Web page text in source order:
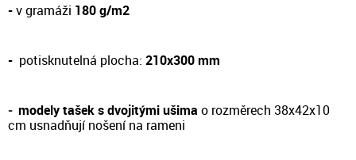
-v gramáži 180 g/m2
- potisknutelná plocha: 210x300 mm
- modely tašek s dvojitými ušima o rozměrech 38x42x10
cm usnadňují nošení na rameni